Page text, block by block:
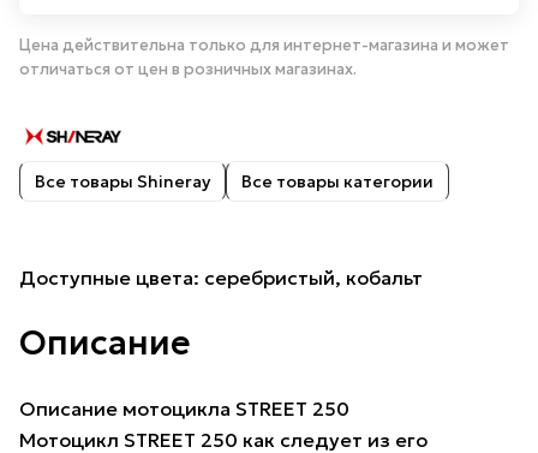
Цена действительна только для интернет-магазина и может
отличаться от цен в розничных магазинах.
Все товары Shineray Все товары категории
Доступные цвета: серебристый, кобальт
Описание
Описание мотоцикла STREET 250
Мотоцикл STREET 250 как следует из его